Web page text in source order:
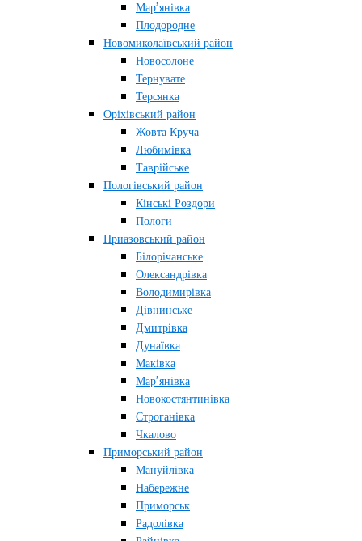
Мар’янівка
Плодородне
Новомиколаївський район
Новосолоне
Тернувате
Терсянка
Оріхівський район
Жовта Круча
Любимівка
Таврійське
Пологівський район
Кінські Роздори
Пологи
Приазовський район
Білорічанське
Олександрівка
Володимирівка
Дівнинське
Дмитрівка
Дунаївка
Маківка
Мар’янівка
Новокостянтинівка
Строганівка
Чкалово
Приморський район
Мануйлівка
Набережне
Приморськ
Радолівка